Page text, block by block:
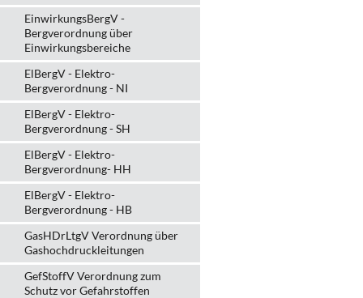
EinwirkungsBergV -
Bergverordnung über
Einwirkungsbereiche
ElBergV - Elektro-
Bergverordnung - NI
ElBergV - Elektro-
Bergverordnung - SH
ElBergV - Elektro-
Bergverordnung- HH
ElBergV - Elektro-
Bergverordnung - HB
GasHDrLtgV Verordnung über
Gashochdruckleitungen
GefStoffV Verordnung zum
Schutz vor Gefahrstoffen